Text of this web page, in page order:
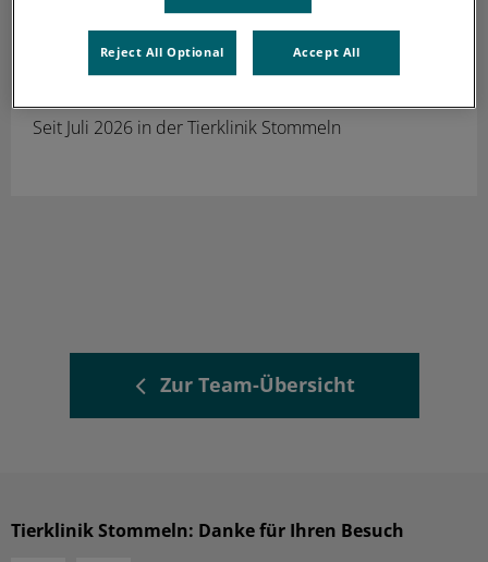
Eva-Carlotta HeydeTierärztin
Seit Juli 2026 in der Tierklinik Stommeln
Zur Team-Übersicht
Tierklinik Stommeln: Danke für Ihren Besuch
Reject All Optional Accept All